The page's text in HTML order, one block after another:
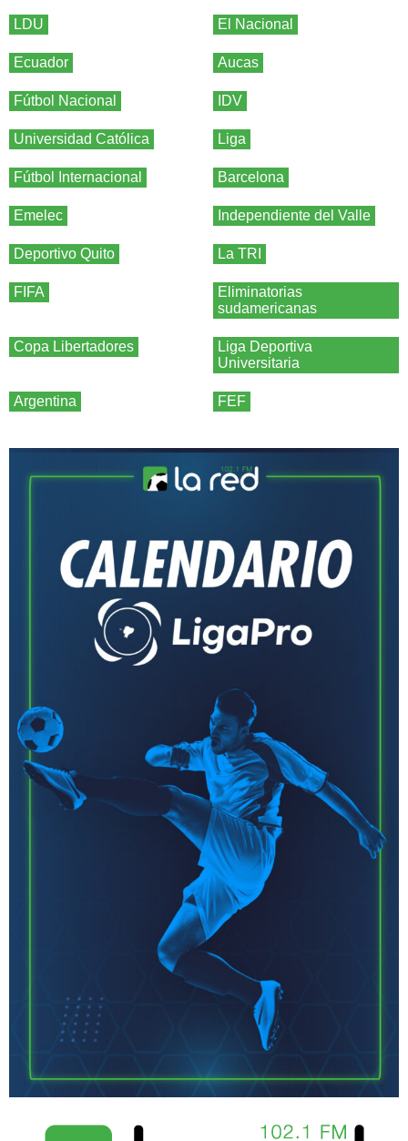
LDU El Nacional
Ecuador Aucas
Fútbol Nacional IDV
Universidad Católica Liga
Fútbol Internacional Barcelona
Emelec Independiente del Valle
Deportivo Quito La TRI
FIFA
Eliminatorias
sudamericanas
Copa Libertadores
Liga Deportiva
Universitaria
Argentina FEF